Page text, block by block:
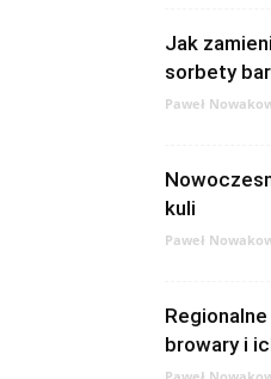
Jak
sorbety
Paweł
kuli
Paweł
browary i